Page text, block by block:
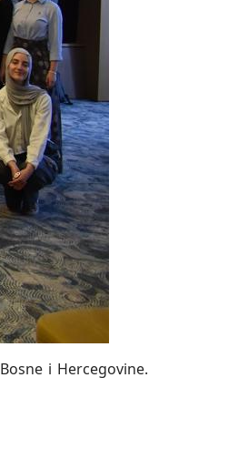
i Hercegovine.